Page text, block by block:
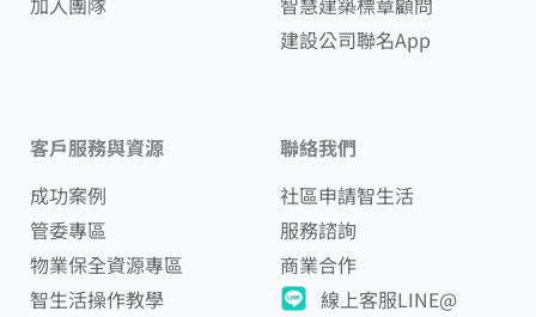
建設公司聯名App
客戶服務與資源
成功案例
管委專區
物業保全資源專區
智生活操作教學
聯絡我們
社區申請智生活
服務諮詢
商業合作
線上客服LINE@